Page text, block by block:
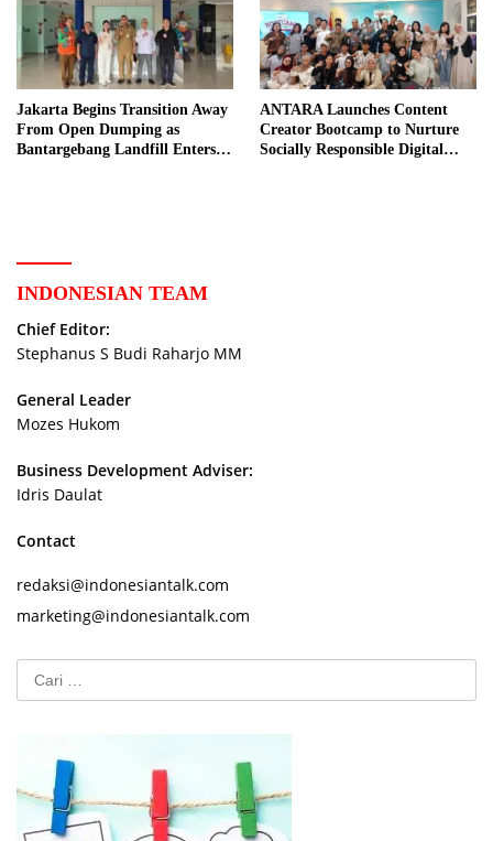
Jakarta Begins Transition Away
From Open Dumping as
Bantargebang Landfill Enters
ANTARA Launches Content
Creator Bootcamp to Nurture
Socially Responsible Digital
INDONESIAN TEAM
Chief Editor:
Stephanus S Budi Raharjo MM
General Leader
Mozes Hukom
Business Development Adviser:
Idris Daulat
Contact
redaksi@indonesiantalk.com
marketing@indonesiantalk.com
Cari
untuk: